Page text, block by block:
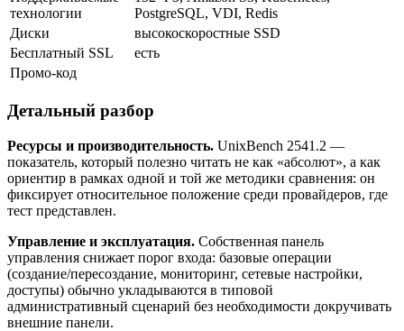
технологии
PostgreSQL, VDI, Redis
Диски
высокоскоростные SSD
Бесплатный SSL
есть
Промо-код
Детальный разбор
Ресурсы и производительность. UnixBench 2541.2 —
показатель, который полезно читать не как «абсолют», а как
ориентир в рамках одной и той же методики сравнения: он
фиксирует относительное положение среди провайдеров, где
тест представлен.
Управление и эксплуатация. Собственная панель
управления снижает порог входа: базовые операции
(создание/пересоздание, мониторинг, сетевые настройки,
доступы) обычно укладываются в типовой
административный сценарий без необходимости докручивать
внешние панели.